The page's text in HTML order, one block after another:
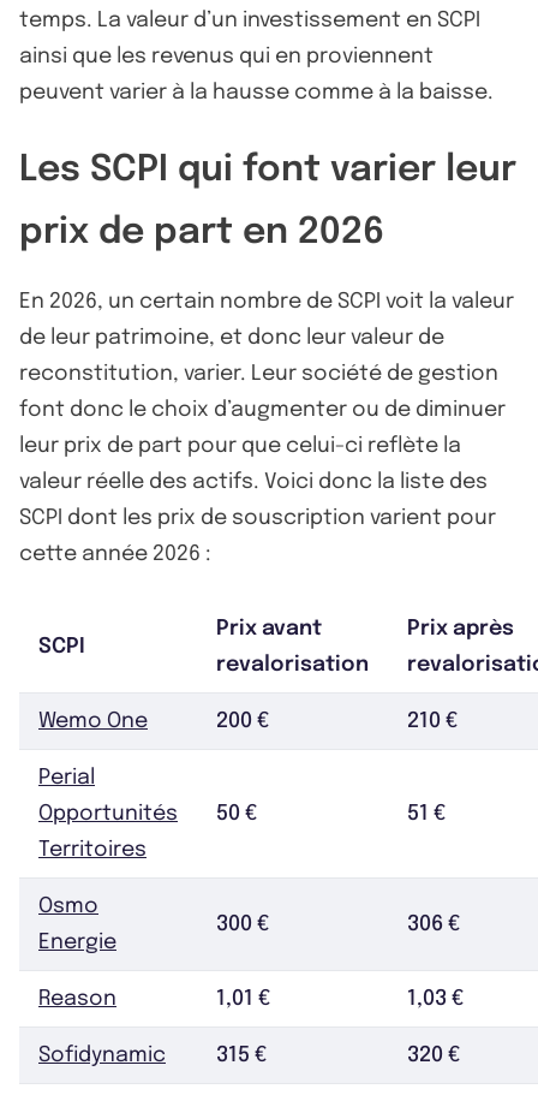
temps. La valeur d’un investissement en SCPI
ainsi que les revenus qui en proviennent
peuvent varier à la hausse comme à la baisse.
Les SCPI qui font varier leur
prix de part en 2026
En 2026, un certain nombre de SCPI voit la valeur
de leur patrimoine, et donc leur valeur de
reconstitution, varier. Leur société de gestion
font donc le choix d’augmenter ou de diminuer
leur prix de part pour que celui-ci reflète la
valeur réelle des actifs. Voici donc la liste des
SCPI dont les prix de souscription varient pour
cette année 2026 :
SCPI
Prix avant
revalorisation
Prix après
Wemo One 200 € 210 €
Perial
Opportunités
Territoires
50 € 51 €
Osmo
Energie
300 € 306 €
Reason 1,01 € 1,03 €
Sofidynamic 315 € 320 €